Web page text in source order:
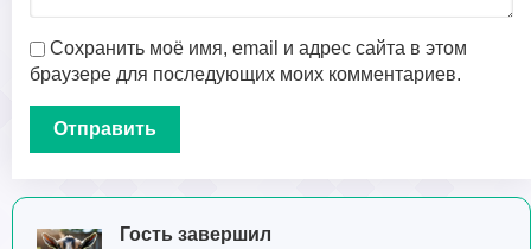
Сохранить моё имя, email и адрес сайта в этом
браузере для последующих моих комментариев.
Гость завершил